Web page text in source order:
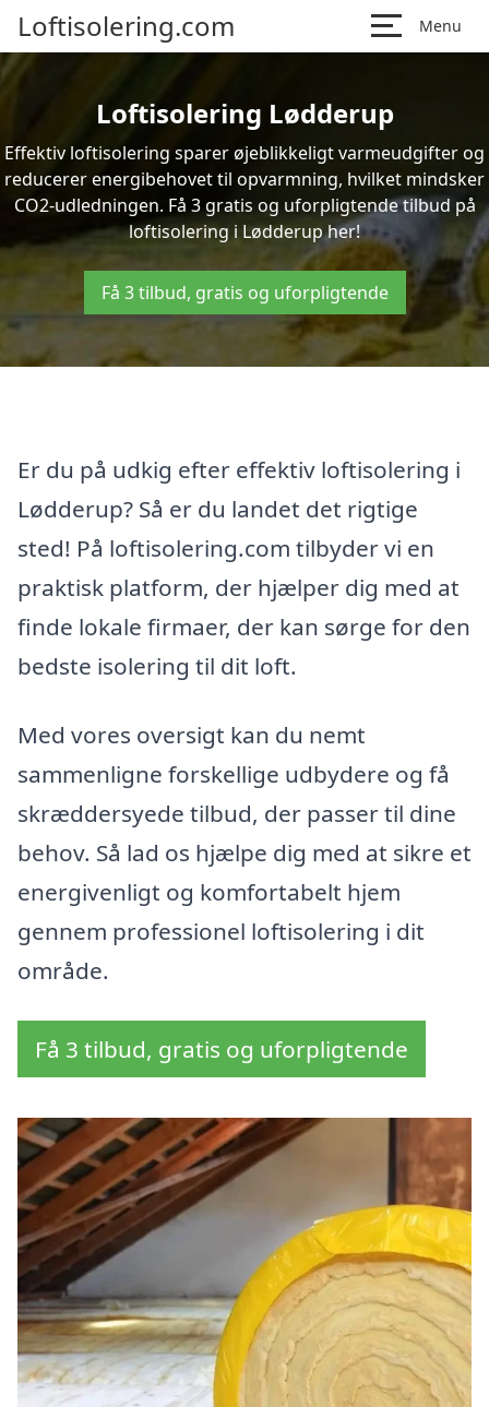
Loftisolering.com Menu
Loftisolering Lødderup
Effektiv loftisolering sparer øjeblikkeligt varmeudgifter og
reducerer energibehovet til opvarmning, hvilket mindsker
CO2-udledningen. Få 3 gratis og uforpligtende tilbud på
loftisolering i Lødderup her!
Få 3 tilbud, gratis og uforpligtende
Er du på udkig efter effektiv loftisolering i
Lødderup? Så er du landet det rigtige
sted! På loftisolering.com tilbyder vi en
praktisk platform, der hjælper dig med at
finde lokale firmaer, der kan sørge for den
bedste isolering til dit loft.
Med vores oversigt kan du nemt
sammenligne forskellige udbydere og få
skræddersyede tilbud, der passer til dine
behov. Så lad os hjælpe dig med at sikre et
energivenligt og komfortabelt hjem
gennem professionel loftisolering i dit
område.
Få 3 tilbud, gratis og uforpligtende